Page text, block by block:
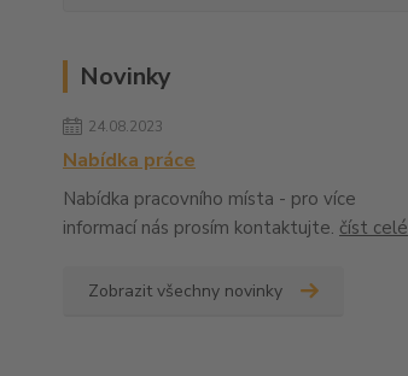
Novinky
24.08.2023
Nabídka práce
Nabídka pracovního místa - pro více
informací nás prosím kontaktujte. číst celé
Zobrazit všechny novinky